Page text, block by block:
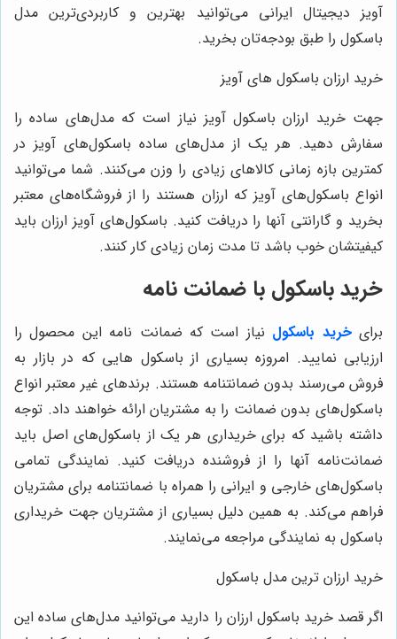
آویز دیجیتال ایرانی می‌توانید بهترین و کاربردی‌ترین مدل
باسکول را طبق بودجه‌تان بخرید.
خرید ارزان باسکول های آویز
جهت خرید ارزان باسکول آویز نیاز است که مدل‌های ساده را
سفارش دهید. هر یک از مدل‌های ساده باسکول‌های آویز در
کمترین بازه زمانی کالاهای زیادی را وزن می‌کنند. شما می‌توانید
انواع باسکول‌های آویز که ارزان هستند را از فروشگاه‌های معتبر
بخرید و گارانتی آنها را دریافت کنید. باسکول‌های آویز ارزان باید
کیفیتشان خوب باشد تا مدت زمان زیادی کار کنند.
خرید باسکول با ضمانت نامه
برای خرید باسکول
نیاز است که ضمانت ‌نامه این محصول را
ارزیابی نمایید. امروزه بسیاری از باسکول ‌هایی که در بازار به
فروش می‌رسند بدون ضمانتنامه هستند. برندهای غیر معتبر انواع
باسکول‌های بدون ضمانت را به مشتریان ارائه خواهند داد. توجه
داشته باشید که برای خریداری هر یک از باسکول‌های اصل باید
ضمانت‌نامه آنها را از فروشنده دریافت کنید. نمایندگی تمامی
باسکول‌های خارجی و ایرانی را همراه با ضمانتنامه برای مشتریان
فراهم می‌کند. به همین دلیل بسیاری از مشتریان جهت خریداری
باسکول به نمایندگی مراجعه می‌نمایند.
خرید ارزان ترین مدل باسکول
اگر قصد خرید باسکول ارزان را دارید می‌توانید مدل‌های ساده این